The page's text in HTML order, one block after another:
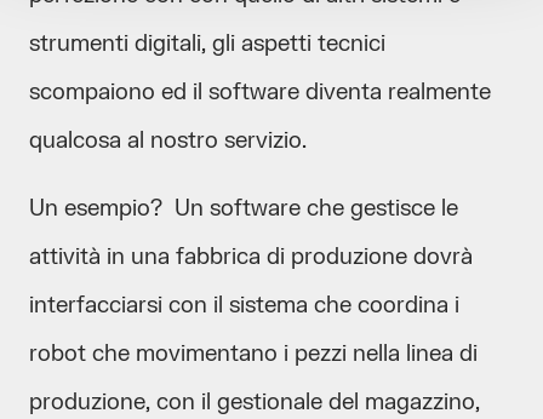
strumenti digitali, gli aspetti tecnici
scompaiono ed il software diventa realmente
qualcosa al nostro servizio.
Un esempio? Un software che gestisce le
attività in una fabbrica di produzione dovrà
interfacciarsi con il sistema che coordina i
robot che movimentano i pezzi nella linea di
produzione, con il gestionale del magazzino,